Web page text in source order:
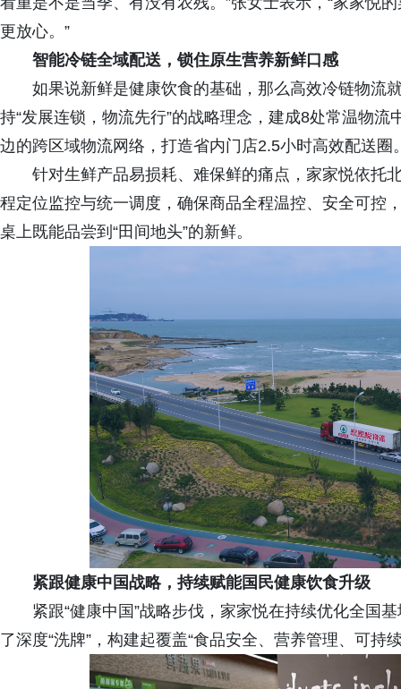
更放心。”
智能冷链全域配送，锁住原生营养新鲜口感
如果说新鲜是健康饮食的基础，那么高效冷链物流
持“发展连锁，物流先行”的战略理念，建成8处常温物
边的跨区域物流网络，打造省内门店2.5小时高效配送圈
针对生鲜产品易损耗、难保鲜的痛点，家家悦依托
程定位监控与统一调度，确保商品全程温控、安全可控
桌上既能品尝到“田间地头”的新鲜。
紧跟健康中国战略，持续赋能国民健康饮食升级
紧跟“健康中国”战略步伐，家家悦在持续优化全国
了深度“洗牌”，构建起覆盖“食品安全、营养管理、可持